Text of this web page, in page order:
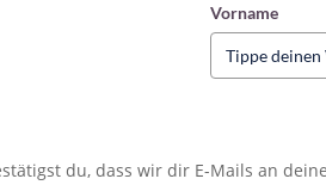
Vorname
du, dass wir dir E-Mails an